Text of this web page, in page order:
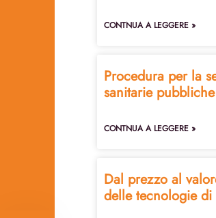
CONTNUA A LEGGERE »
Procedura per la
sanitarie
CONTNUA A LEGGERE »
Dal prezzo al
delle tecnologie